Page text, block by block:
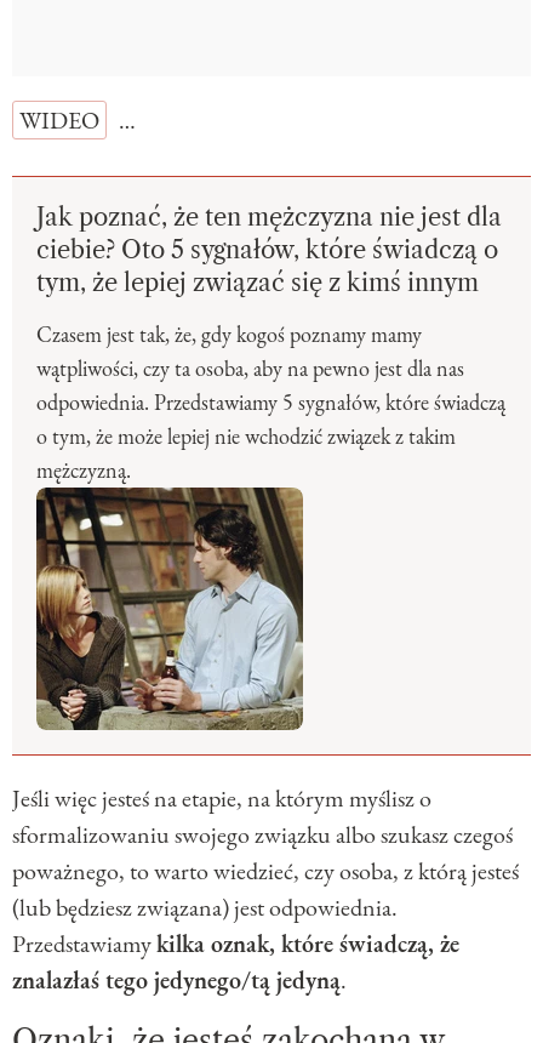
WIDEO …
Jak poznać, że ten mężczyzna nie jest dla
ciebie? Oto 5 sygnałów, które świadczą o
tym, że lepiej związać się z kimś innym
Czasem jest tak, że, gdy kogoś poznamy mamy
wątpliwości, czy ta osoba, aby na pewno jest dla nas
odpowiednia. Przedstawiamy 5 sygnałów, które świadczą
o tym, że może lepiej nie wchodzić związek z takim
mężczyzną.
Jeśli więc jesteś na etapie, na którym myślisz o
sformalizowaniu swojego związku albo szukasz czegoś
poważnego, to warto wiedzieć, czy osoba, z którą jesteś
(lub będziesz związana) jest odpowiednia.
Przedstawiamykilka oznak, które świadczą, że
znalazłaś tego jedynego/tą jedyną.